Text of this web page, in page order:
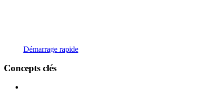
Démarrage rapide
Concepts clés